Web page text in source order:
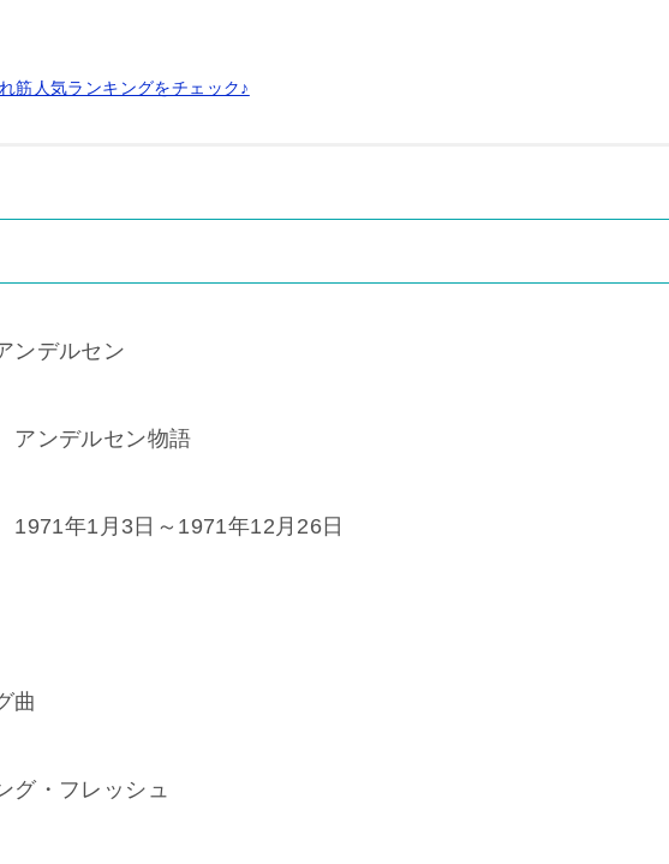
筋人気ランキングをチェック♪
ンデルセン
アンデルセン物語
1971年1月3日～1971年12月26日
曲
グ・フレッシュ